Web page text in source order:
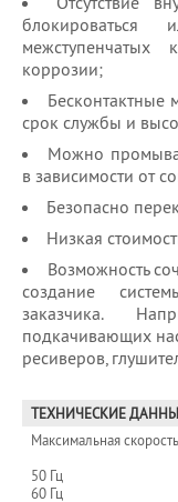
блокироваться
межступенчатых
коррозии;
Бесконтактные
срок службы и
Можно
в зависимости от
Безопасно
Низкая
Возможность
создание
заказчика.
подкачивающих
ресиверов,
ТЕХНИЧЕСКИЕ
Максимальная
50 Гц
60 Гц